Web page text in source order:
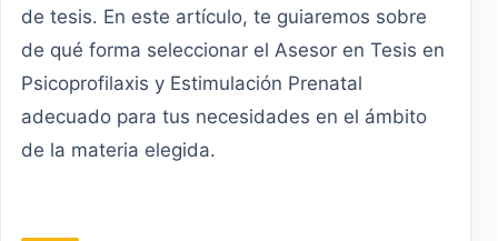
de tesis. En este artículo, te guiaremos sobre
de qué forma seleccionar el Asesor en Tesis en
Psicoprofilaxis y Estimulación Prenatal
adecuado para tus necesidades en el ámbito
de la materia elegida.